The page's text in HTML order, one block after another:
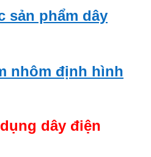
sản phẩm dây
nhôm định hình
dây điện